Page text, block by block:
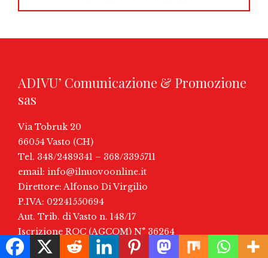
ADIVU’ Comunicazione & Promozione
sas
Via Tobruk 20
66054 Vasto (CH)
Tel. 348/2489341 – 368/3395711
email: info@ilnuovoonline.it
Direttore: Alfonso Di Virgilio
P.IVA: 02241550694
Aut. Trib. di Vasto n. 148/17
Iscrizione ROC (AGCOM) N° 36264